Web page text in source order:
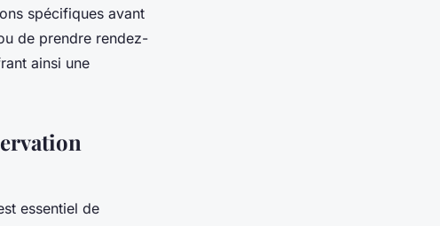
spécifiques avant
de prendre rendez-
ainsi une
essentiel de